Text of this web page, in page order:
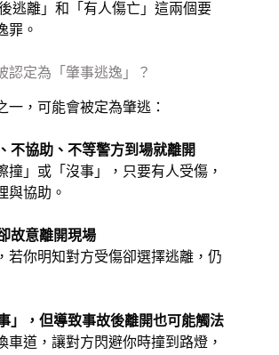
逃離」和「有人傷亡」這兩個要
罪。
認定為「肇事逃逸」？
一，可能會被定為肇逃：
不協助、不等警方到場就離開
撞」或「沒事」，只要有人受傷，
與協助。
故意離開現場
若你明知對方受傷卻選擇逃離，仍
」，但導致事故後離開也可能觸法
車道，讓對方閃避你時撞到路燈，